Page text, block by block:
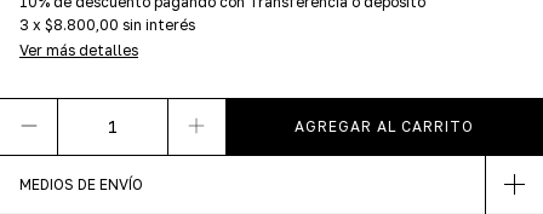
3 x $8.800,00 sin interés
Ver más detalles
MEDIOS DE ENVÍO